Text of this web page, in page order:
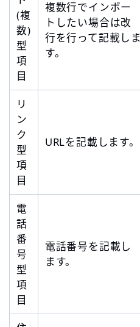
(複
数)
型
項
目
複数行でインポー
トしたい場合は改
行を行って記載しま
す。
リ
ン
ク
型
項
目
URLを記載します。
電
話
番
号
型
項
目
電話番号を記載し
ます。